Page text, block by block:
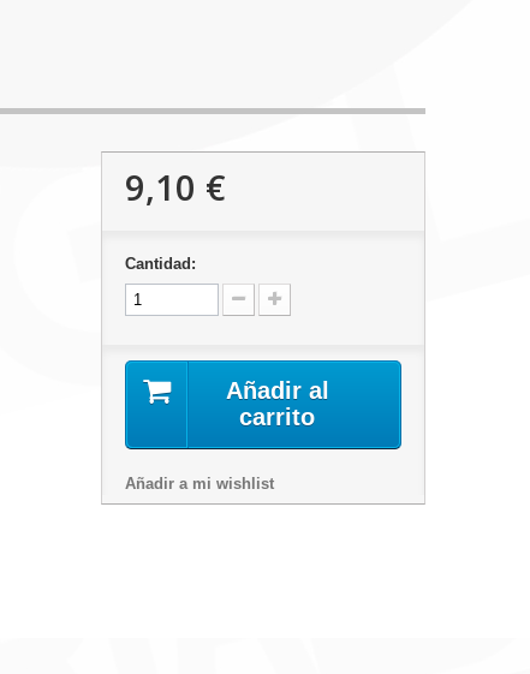
9,10 €
Cantidad:
Añadir al
carrito
Añadir a mi wishlist